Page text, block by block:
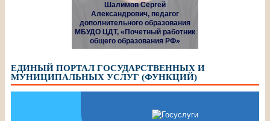
Шалимов Сергей
Александрович, педагог
дополнительного образования
МБУДО ЦДТ, «Почетный работник
общего образования РФ»
ЕДИНЫЙ ПОРТАЛ ГОСУДАРСТВЕННЫХ И
МУНИЦИПАЛЬНЫХ УСЛУГ (ФУНКЦИЙ)